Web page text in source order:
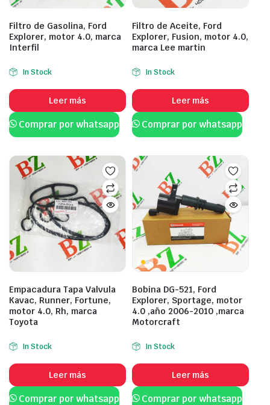
Filtro de Gasolina, Ford
Explorer, motor 4.0, marca
Interfil
In Stock
Leer más
Comprar por whatsapp
Filtro de Aceite, Ford
Explorer, Fusion, motor 4.0,
marca Lee martin
In Stock
Leer más
Comprar por whatsapp
Empacadura Tapa Valvula
Kavac, Runner, Fortune,
motor 4.0, Rh, marca
Toyota
In Stock
Leer más
Comprar por whatsapp
Bobina DG-521, Ford
Explorer, Sportage, motor
4.0 ,año 2006-2010 ,marca
Motorcraft
In Stock
Leer más
Comprar por whatsapp